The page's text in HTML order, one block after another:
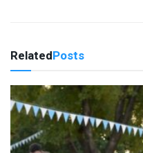
RelatedPosts